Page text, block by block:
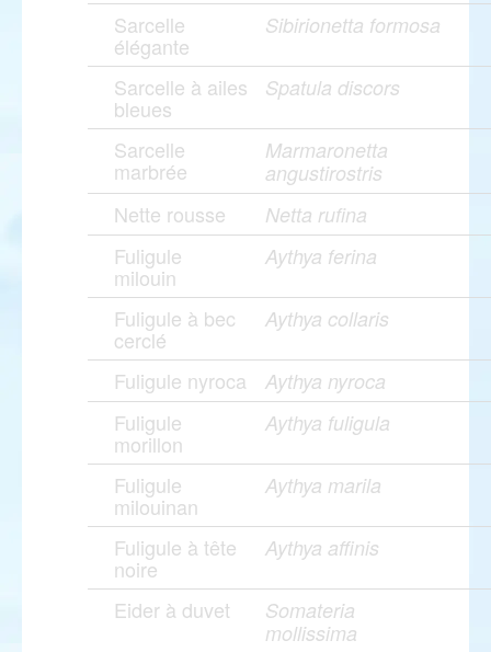
Sarcelle
élégante
Sibirionetta formosa
Sarcelle à ailes
bleues
Spatula discors
Sarcelle
marbrée
Marmaronetta
angustirostris
Nette rousse Netta rufina
Fuligule
milouin
Aythya ferina
Fuligule à bec
cerclé
Aythya collaris
Fuligule nyroca Aythya nyroca
Fuligule
morillon
Aythya fuligula
Fuligule
milouinan
Aythya marila
Fuligule à tête
noire
Aythya affinis
Eider à duvet
Somateria
mollissima